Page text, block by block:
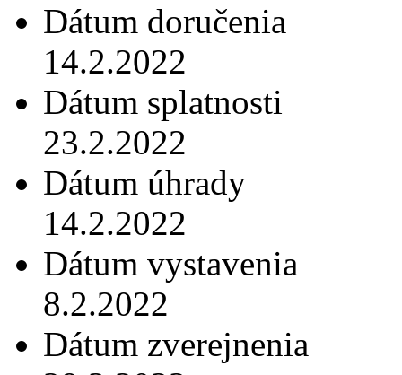
Dátum doručenia
14.2.2022
Dátum splatnosti
23.2.2022
Dátum úhrady
14.2.2022
Dátum vystavenia
8.2.2022
Dátum zverejnenia